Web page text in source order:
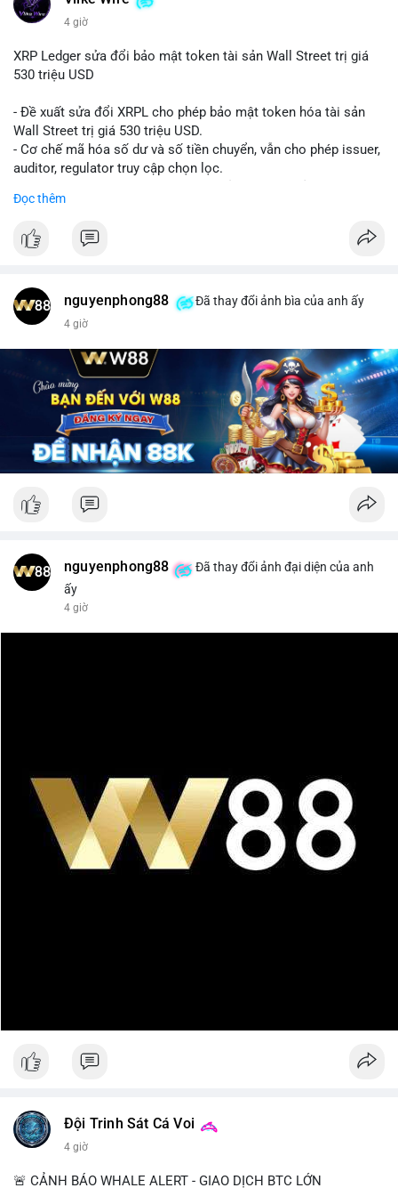
4 giờ
XRP Ledger sửa đổi bảo mật token tài sản Wall Street trị giá
530 triệu USD
- Đề xuất sửa đổi XRPL cho phép bảo mật token hóa tài sản
Wall Street trị giá 530 triệu USD.
- Cơ chế mã hóa số dư và số tiền chuyển, vẫn cho phép issuer,
auditor, regulator truy cập chọn lọc.
tài chính.
chức tài chính.
$xrp
#titanbot
📰 Nguồn: CoinDesk
Đọc thêm
nguyenphong88 Đã thay đổi ảnh bìa của anh ấy
4 giờ
nguyenphong88
Đã thay đổi ảnh đại diện của anh
ấy
4 giờ
Đội Trinh Sát Cá Voi
4 giờ
🚨 CẢNH BÁO WHALE ALERT - GIAO DỊCH BTC LỚN